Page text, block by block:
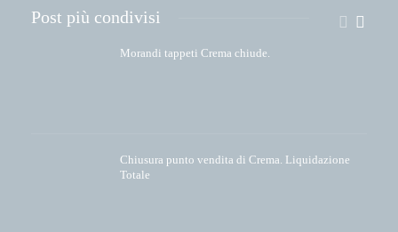
Post più condivisi
Morandi tappeti Crema chiude.
Chiusura punto vendita di Crema. Liquidazione
Totale